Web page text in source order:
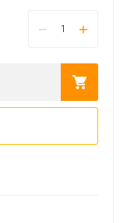
− +